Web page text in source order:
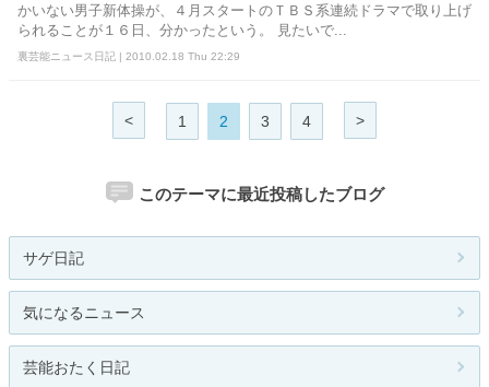
かいない男子新体操が、４月スタートのＴＢＳ系連続ドラマで取り上げ
られることが１６日、分かったという。 見たいで...
裏芸能ニュース日記 | 2010.02.18 Thu 22:29
< 1 2 3 4 >
このテーマに最近投稿したブログ
サゲ日記
気になるニュース
芸能おたく日記